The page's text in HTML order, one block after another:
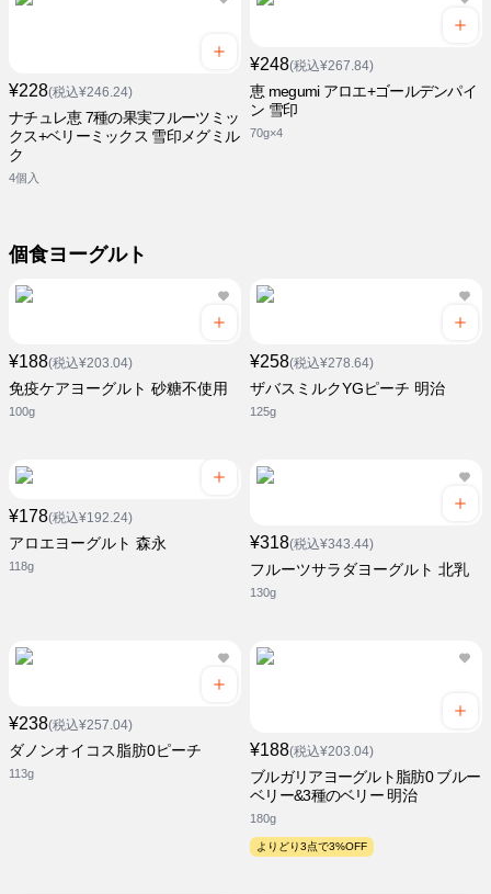
¥228(税込¥246.24)
ナチュレ恵 7種の果実フルーツミッ
クス+ベリーミックス 雪印メグミル
ク
4個入
¥248(税込¥267.84)
恵 megumi アロエ+ゴールデンパイ
ン 雪印
70g×4
個食ヨーグルト
¥188(税込¥203.04)
免疫ケアヨーグルト 砂糖不使用
100g
¥258(税込¥278.64)
ザバスミルクYGピーチ 明治
125g
¥178(税込¥192.24)
アロエヨーグルト 森永
118g
¥318(税込¥343.44)
フルーツサラダヨーグルト 北乳
130g
¥238(税込¥257.04)
ダノンオイコス脂肪0ピーチ
113g
¥188(税込¥203.04)
ブルガリアヨーグルト脂肪0 ブルー
ベリー&3種のベリー 明治
180g
よりどり3点で3%OFF